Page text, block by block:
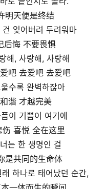
明天便是终结
잊어버려 두려워마
后悔 不要畏惧
해, 사랑해, 사랑해
吧 去爱吧 去爱吧
수록 완벽하잖아
谐 才越完美
이 기쁨이 여기에
伤 喜悦 全在这里
는 한 생명인 걸
是共同的生命体
하나로 태어났던 순간,